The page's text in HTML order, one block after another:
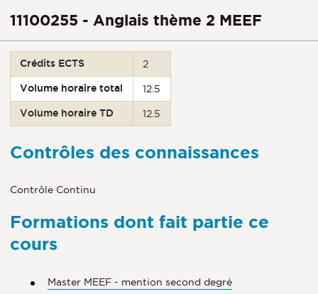
11100255 - Anglais thème 2 MEEF
Crédits ECTS 2
Volume horaire total 12.5
Volume horaire TD 12.5
Contrôles des connaissances
Contrôle Continu
Formations dont fait partie ce
cours
Master MEEF - mention second degré